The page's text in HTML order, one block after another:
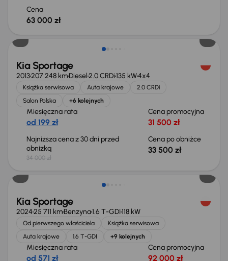
Cena
63 000 zł
Taniej o 500 zł
Kia Sportage
2013207 248 kmDiesel2.0 CRDi135 kW4x4
Książka serwisowa Auta krajowe
2.0 CRDi
Salon Polska
+6 kolejnych
Miesięczna rata
od 199 zł
Cena promocyjna
31 500 zł
Najniższa cena z 30 dni przed
obniżką
34 000 zł
Cena po obniżce
33 500 zł
Taniej o 2 000 zł
Kia Sportage
202425 711 kmBenzyna1.6 T-GDI118 kW
Od pierwszego właściciela
Książka serwisowa
Auta krajowe
1.6 T-GDI +9 kolejnych
Miesięczna rata
od 571 zł
Cena promocyjna
92 000 zł